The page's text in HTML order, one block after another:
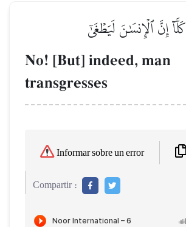
كَلَّآ إِنَّ ٱلۡإِنسَٰنَ لَيَطۡغَىٰٓ
No! [But] indeed, man
transgresses
Informar sobre un error
Compartir :